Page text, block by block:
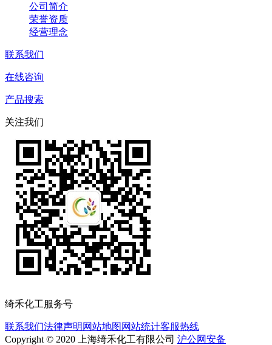
公司简介
荣誉资质
经营理念
联系我们
在线咨询
产品搜索
关注我们
绮禾化工服务号
联系我们法律声明 网站地图 网站统计客服热线
Copyright © 2020 上海绮禾化工有限公司 沪公网安备